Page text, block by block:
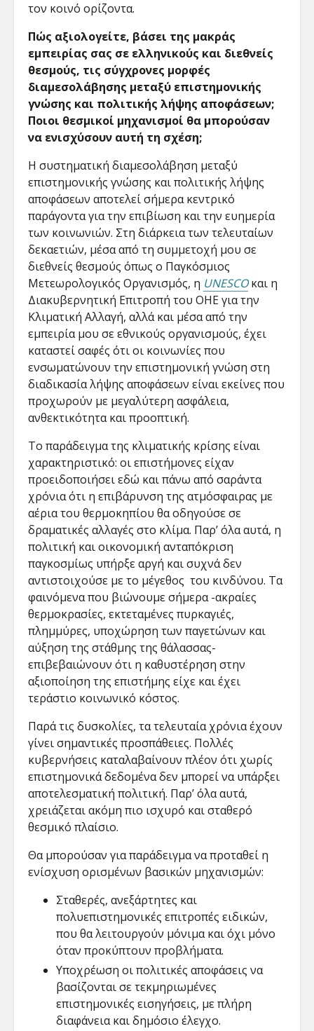
τον κοινό ορίζοντα.
Πώς αξιολογείτε, βάσει της μακράς
εμπειρίας σας σε ελληνικούς και διεθνείς
θεσμούς, τις σύγχρονες μορφές
διαμεσολάβησης μεταξύ επιστημονικής
γνώσης και πολιτικής λήψης αποφάσεων;
Ποιοι θεσμικοί μηχανισμοί θα μπορούσαν
να ενισχύσουν αυτή τη σχέση;
Η συστηματική διαμεσολάβηση μεταξύ
επιστημονικής γνώσης και πολιτικής λήψης
αποφάσεων αποτελεί σήμερα κεντρικό
παράγοντα για την επιβίωση και την ευημερία
των κοινωνιών. Στη διάρκεια των τελευταίων
δεκαετιών, μέσα από τη συμμετοχή μου σε
διεθνείς θεσμούς όπως ο Παγκόσμιος
Μετεωρολογικός Οργανισμός, η UNESCO και η
Διακυβερνητική Επιτροπή του ΟΗΕ για την
Κλιματική Αλλαγή, αλλά και μέσα από την
εμπειρία μου σε εθνικούς οργανισμούς, έχει
καταστεί σαφές ότι οι κοινωνίες που
ενσωματώνουν την επιστημονική γνώση στη
διαδικασία λήψης αποφάσεων είναι εκείνες που
προχωρούν με μεγαλύτερη ασφάλεια,
ανθεκτικότητα και προοπτική.
Το παράδειγμα της κλιματικής κρίσης είναι
χαρακτηριστικό: οι επιστήμονες είχαν
προειδοποιήσει εδώ και πάνω από σαράντα
χρόνια ότι η επιβάρυνση της ατμόσφαιρας με
αέρια του θερμοκηπίου θα οδηγούσε σε
δραματικές αλλαγές στο κλίμα. Παρ’ όλα αυτά, η
πολιτική και οικονομική ανταπόκριση
παγκοσμίως υπήρξε αργή και συχνά δεν
αντιστοιχούσε με το μέγεθος του κινδύνου. Τα
φαινόμενα που βιώνουμε σήμερα -ακραίες
θερμοκρασίες, εκτεταμένες πυρκαγιές,
πλημμύρες, υποχώρηση των παγετώνων και
αύξηση της στάθμης της θάλασσας-
επιβεβαιώνουν ότι η καθυστέρηση στην
αξιοποίηση της επιστήμης είχε και έχει
τεράστιο κοινωνικό κόστος.
Παρά τις δυσκολίες, τα τελευταία χρόνια έχουν
γίνει σημαντικές προσπάθειες. Πολλές
κυβερνήσεις καταλαβαίνουν πλέον ότι χωρίς
επιστημονικά δεδομένα δεν μπορεί να υπάρξει
αποτελεσματική πολιτική. Παρ’ όλα αυτά,
χρειάζεται ακόμη πιο ισχυρό και σταθερό
θεσμικό πλαίσιο.
Θα μπορούσαν για παράδειγμα να προταθεί η
ενίσχυση ορισμένων βασικών μηχανισμών:
Σταθερές, ανεξάρτητες και
πολυεπιστημονικές επιτροπές ειδικών,
που θα λειτουργούν μόνιμα και όχι μόνο
όταν προκύπτουν προβλήματα.
Υποχρέωση οι πολιτικές αποφάσεις να
βασίζονται σε τεκμηριωμένες
επιστημονικές εισηγήσεις, με πλήρη
διαφάνεια και δημόσιο έλεγχο.